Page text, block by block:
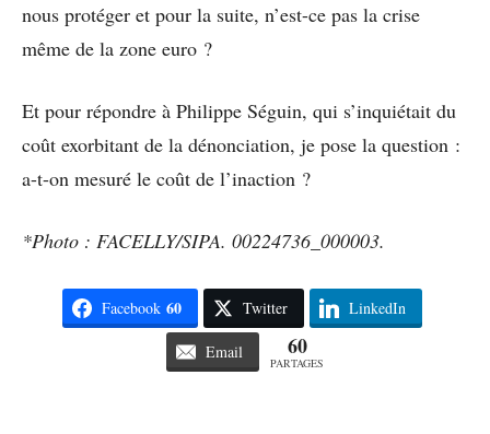
nous protéger et pour la suite, n’est-ce pas la crise
même de la zone euro ?
Et pour répondre à Philippe Séguin, qui s’inquiétait du
coût exorbitant de la dénonciation, je pose la question :
a-t-on mesuré le coût de l’inaction ?
*Photo : FACELLY/SIPA. 00224736_000003.
Facebook 60 Twitter LinkedIn
Email 60
PARTAGES